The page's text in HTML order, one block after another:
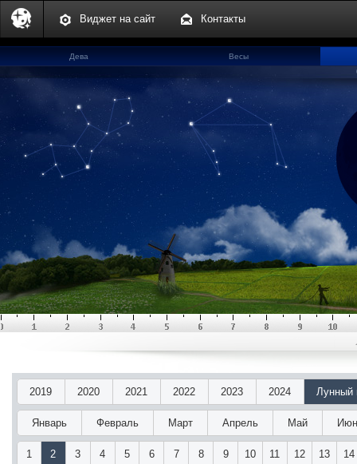
Виджет на сайт Контакты
Дева
Весы
2019 2020 2021 2022 2023 2024 Лунный
Январь Февраль Март Апрель Май
1 2 3 4 5 6 7 8 9 10 11 12 13 14